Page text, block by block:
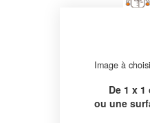
Image à
De 1 x 1
ou une